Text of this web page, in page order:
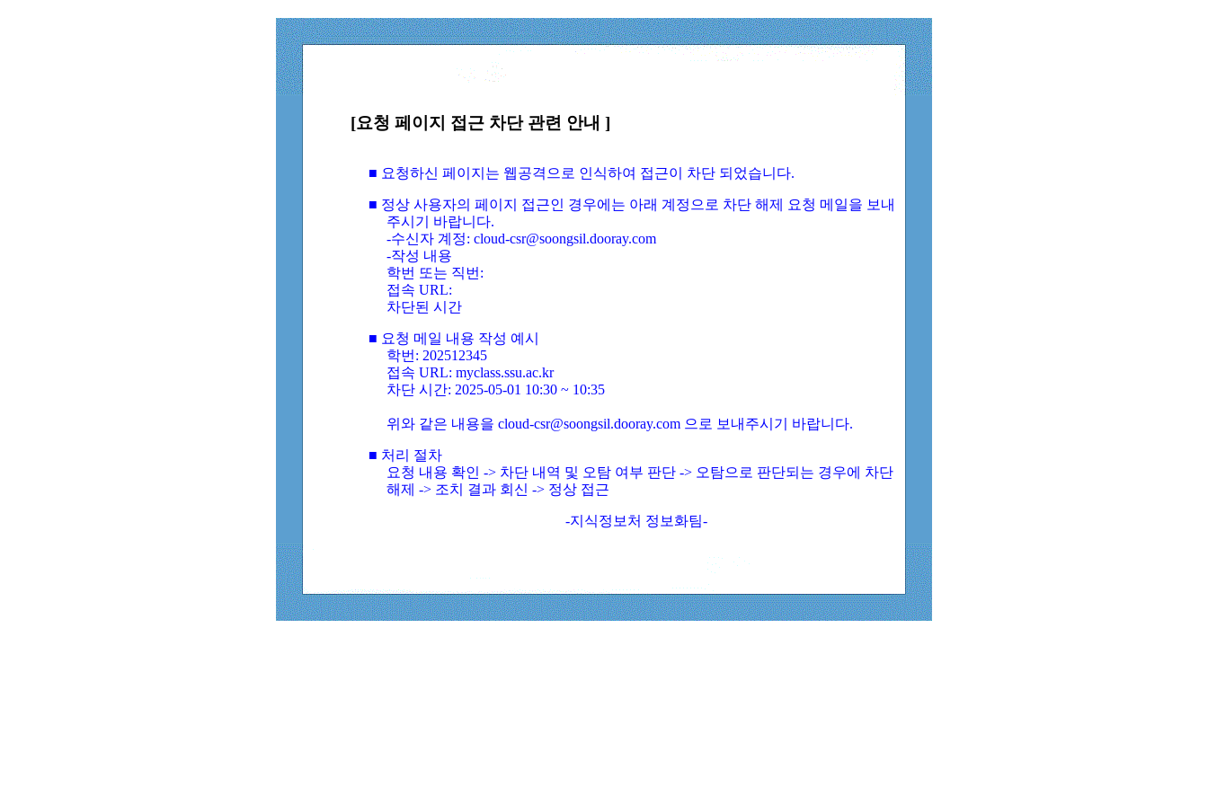
[요청 페이지 접근 차단 관련 안내 ]
■ 요청하신 페이지는 웹공격으로 인식하여 접근이 차단 되었습니다.
■ 정상 사용자의 페이지 접근인 경우에는 아래 계정으로 차단 해제 요청 메일을 보내
주시기 바랍니다.
-수신자 계정: cloud-csr@soongsil.dooray.com
-작성 내용
학번 또는 직번:
접속 URL:
차단된 시간
■ 요청 메일 내용 작성 예시
학번: 202512345
접속 URL: myclass.ssu.ac.kr
차단 시간: 2025-05-01 10:30 ~ 10:35
위와 같은 내용을 cloud-csr@soongsil.dooray.com 으로 보내주시기 바랍니다.
■ 처리 절차
요청 내용 확인 -> 차단 내역 및 오탐 여부 판단 -> 오탐으로 판단되는 경우에 차단
해제 -> 조치 결과 회신 -> 정상 접근
-지식정보처 정보화팀-